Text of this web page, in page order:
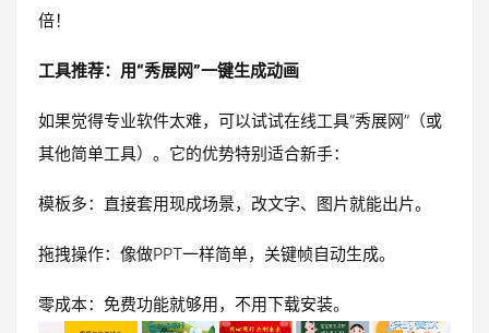
倍！
工具推荐：用“秀展网”一键生成动画
如果觉得专业软件太难，可以试试在线工具“秀展网”（或
其他简单工具）。它的优势特别适合新手：
模板多：直接套用现成场景，改文字、图片就能出片。
拖拽操作：像做PPT一样简单，关键帧自动生成。
零成本：免费功能就够用，不用下载安装。